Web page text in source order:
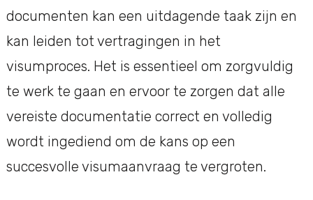
documenten kan een uitdagende taak zijn en
kan leiden tot vertragingen in het
visumproces. Het is essentieel om zorgvuldig
te werk te gaan en ervoor te zorgen dat alle
vereiste documentatie correct en volledig
wordt ingediend om de kans op een
succesvolle visumaanvraag te vergroten.